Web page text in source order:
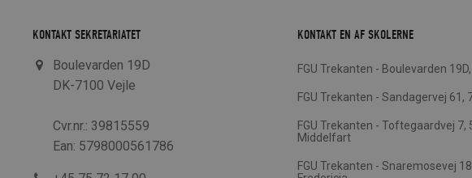
KONTAKT SEKRETARIATET
Boulevarden 19D
DK-7100 Vejle
Cvr.nr.: 39815559
Ean: 5798000561786
KONTAKT EN AF SKOLERNE
FGU Trekanten - Boulevarden
FGU Trekanten - Sandagervej 61,
FGU Trekanten - Toftegaardvej 7,
Middelfart
FGU Trekanten - Snaremosevej